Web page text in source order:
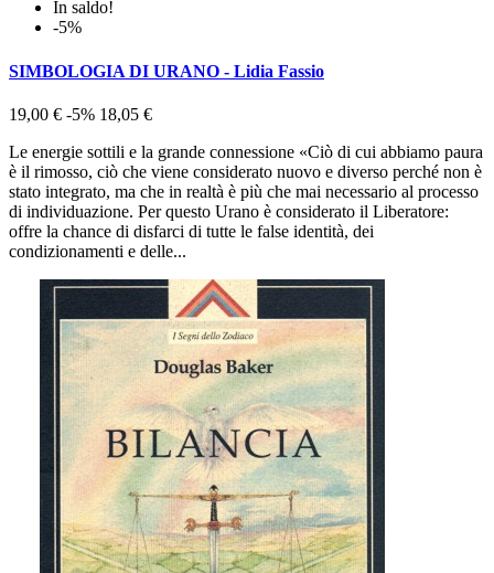
In saldo!
-5%
SIMBOLOGIA DI URANO - Lidia Fassio
19,00 € -5% 18,05 €
Le energie sottili e la grande connessione «Ciò di cui abbiamo paura
è il rimosso, ciò che viene considerato nuovo e diverso perché non è
stato integrato, ma che in realtà è più che mai necessario al processo
di individuazione. Per questo Urano è considerato il Liberatore:
offre la chance di disfarci di tutte le false identità, dei
condizionamenti e delle...